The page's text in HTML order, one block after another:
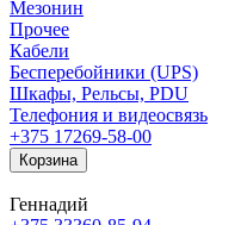
Мезонин
Прочее
Кабели
Бесперебойники (UPS)
Шкафы, Рельсы, PDU
Телефония и видеосвязь
+375 17269-58-00
Корзина
Геннадий